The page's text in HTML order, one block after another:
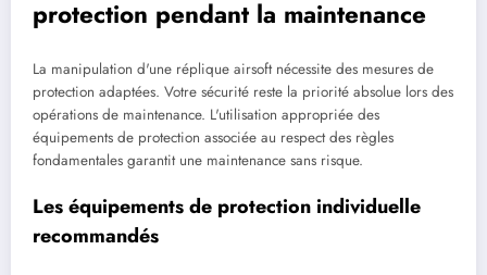
protection pendant la maintenance
La manipulation d'une réplique airsoft nécessite des mesures de
protection adaptées. Votre sécurité reste la priorité absolue lors des
opérations de maintenance. L'utilisation appropriée des
équipements de protection associée au respect des règles
fondamentales garantit une maintenance sans risque.
Les équipements de protection individuelle
recommandés